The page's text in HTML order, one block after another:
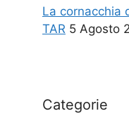
La cornacchia
TAR 5 Agosto
Categorie